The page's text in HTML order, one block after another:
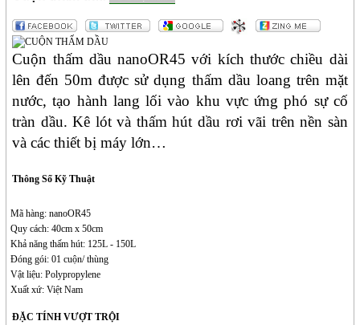
Cuộn thấm dầu nanoOR45 với kích thước chiều dài
lên đến 50m được sử dụng thấm dầu loang trên mặt
nước, tạo hành lang lối vào khu vực ứng phó sự cố
tràn dầu. Kê lót và thấm hút dầu rơi vãi trên nền sàn
và các thiết bị máy lớn…
Thông Số Kỹ Thuật
Mã hàng: nanoOR45
Quy cách: 40cm x 50cm
Khả năng thấm hút: 125L - 150L
Đóng gói: 01 cuộn/ thùng
Vật liệu: Polypropylene
Xuất xứ: Việt Nam
ĐẶC TÍNH VƯỢT TRỘI